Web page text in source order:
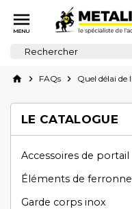

MENU
home  FAQs  Quel délai
LE CATALOGUE
Accessoires de portail
Éléments de
Garde corps inox